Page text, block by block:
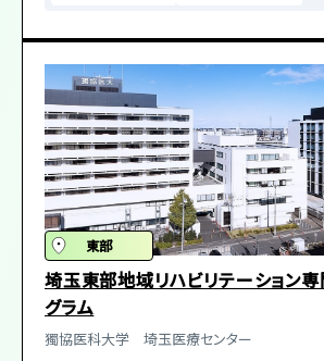
東部
埼玉東部地域リハビリテーション
グラム
​獨協医科大学 ​埼玉医療センター